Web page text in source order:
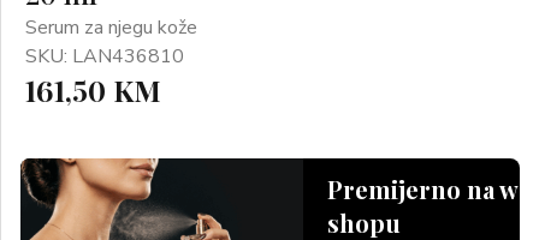
Serum za njegu kože
SKU: LAN436810
161,50 KM
Premijerno na
shopu